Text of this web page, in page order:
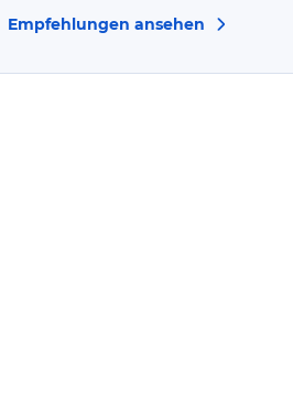
Empfehlungen ansehen